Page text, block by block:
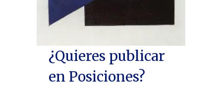
¿Quieres publicar
en Posiciones?